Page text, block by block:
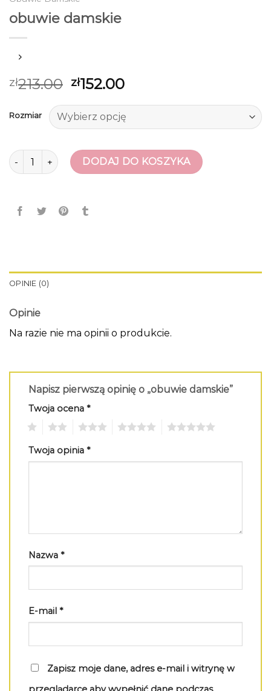
obuwie damskie
zł213.00 zł152.00
Rozmiar
ilość obuwie damskieDODAJ DO KOSZYKA
OPINIE (0)
Opinie
Na razie nie ma opinii o produkcie.
Napisz pierwszą opinię o „obuwie damskie”
Twoja ocena *
Twoja opinia *
Nazwa *
E-mail *
Zapisz moje dane, adres e-mail i witrynę w